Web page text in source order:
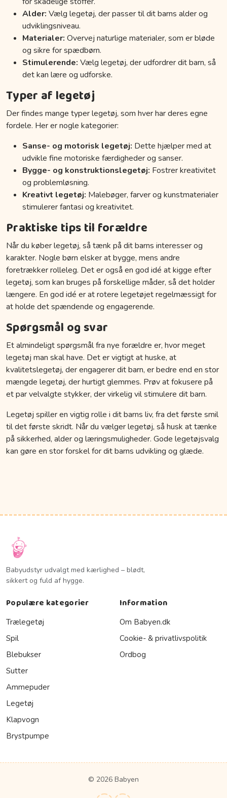
Alder: Vælg legetøj, der passer til dit barns alder og
udviklingsniveau.
Materialer: Overvej naturlige materialer, som er bløde
og sikre for spædbørn.
Stimulerende: Vælg legetøj, der udfordrer dit barn, så
det kan lære og udforske.
Typer af legetøj
Der findes mange typer legetøj, som hver har deres egne
fordele. Her er nogle kategorier:
Sanse- og motorisk legetøj: Dette hjælper med at
udvikle fine motoriske færdigheder og sanser.
Bygge- og konstruktionslegetøj: Fostrer kreativitet
og problemløsning.
Kreativt legetøj: Malebøger, farver og kunstmaterialer
stimulerer fantasi og kreativitet.
Praktiske tips til forældre
Når du køber legetøj, så tænk på dit barns interesser og
karakter. Nogle børn elsker at bygge, mens andre
foretrækker rolleleg. Det er også en god idé at kigge efter
legetøj, som kan bruges på forskellige måder, så det holder
længere. En god idé er at rotere legetøjet regelmæssigt for
at holde det spændende og engagerende.
Spørgsmål og svar
Et almindeligt spørgsmål fra nye forældre er, hvor meget
legetøj man skal have. Det er vigtigt at huske, at
kvalitetslegetøj, der engagerer dit barn, er bedre end en stor
mængde legetøj, der hurtigt glemmes. Prøv at fokusere på
et par velvalgte stykker, der virkelig vil stimulere dit barn.
Legetøj spiller en vigtig rolle i dit barns liv, fra det første smil
til det første skridt. Når du vælger legetøj, så husk at tænke
på sikkerhed, alder og læringsmuligheder. Gode legetøjsvalg
kan gøre en stor forskel for dit barns udvikling og glæde.
Babyudstyr udvalgt med kærlighed – blødt,
sikkert og fuld af hygge.
Populære kategorier
Trælegetøj
Spil
Blebukser
Sutter
Ammepuder
Legetøj
Klapvogn
Brystpumpe
Information
Om Babyen.dk
Cookie- & privatlivspolitik
Ordbog
© 2026 Babyen